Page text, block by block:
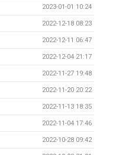
2023-01-01 10:24
2022-12-18 08:23
2022-12-11 06:47
2022-12-04 21:17
2022-11-27 19:48
2022-11-20 20:22
2022-11-13 18:35
2022-11-04 17:46
2022-10-28 09:42